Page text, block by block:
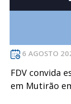
6 AGOSTO
FDV convida
em Mutirão